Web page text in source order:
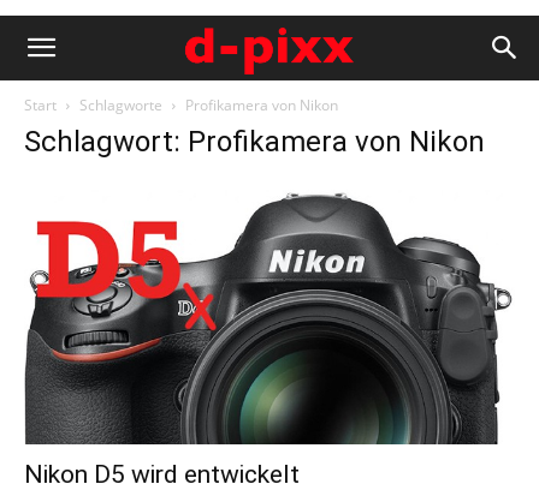
Start Schlagworte Profikamera von Nikon
Schlagwort: Profikamera von Nikon
Nikon D5 wird entwickelt